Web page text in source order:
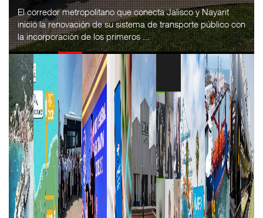
El corredor metropolitano que conecta Jalisco y Nayarit
inició la renovación de su sistema de transporte público con
la incorporación de los primeros ...